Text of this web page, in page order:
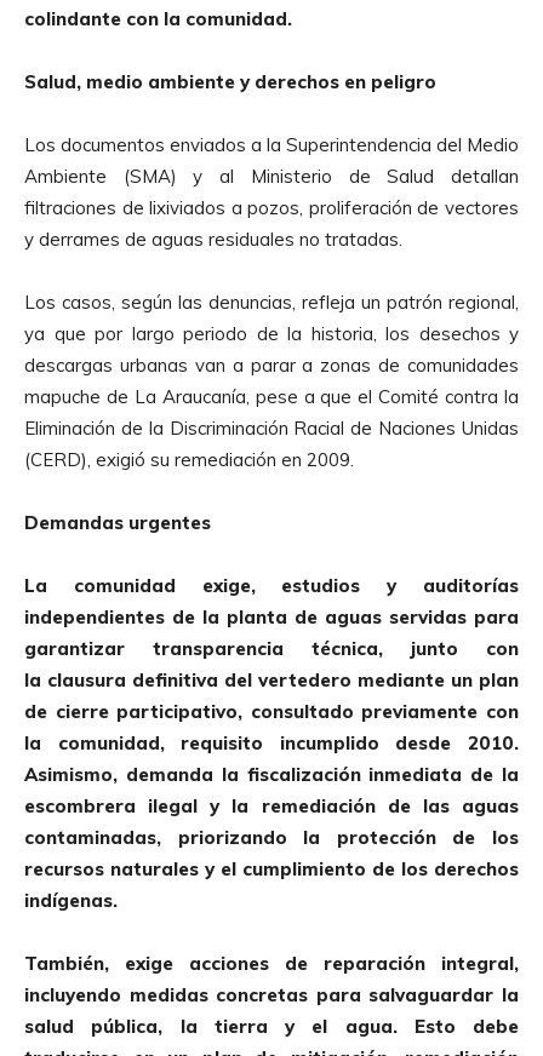
colindante con la comunidad.
Salud, medio ambiente y derechos en peligro
Los documentos enviados a la Superintendencia del Medio
Ambiente (SMA) y al Ministerio de Salud detallan
filtraciones de lixiviados a pozos, proliferación de vectores
y derrames de aguas residuales no tratadas.
Los casos, según las denuncias, refleja un patrón regional,
ya que por largo periodo de la historia, los desechos y
descargas urbanas van a parar a zonas de comunidades
mapuche de La Araucanía, pese a que el Comité contra la
Eliminación de la Discriminación Racial de Naciones Unidas
(CERD), exigió su remediación en 2009.
Demandas urgentes
La comunidad exige, estudios y auditorías
independientes de la planta de aguas servidas para
garantizar transparencia técnica, junto con
la clausura definitiva del vertedero mediante un plan
de cierreparticipativo, consultado previamente con
la comunidad, requisito incumplido desde 2010.
Asimismo, demanda la fiscalización inmediata de la
escombrera ilegal y la remediación de las aguas
contaminadas, priorizando la protección de los
recursos naturales y el cumplimiento de los derechos
indígenas.
También, exige acciones de reparación integral,
incluyendo medidas concretas para salvaguardar la
salud pública, la tierra y el agua. Esto debe